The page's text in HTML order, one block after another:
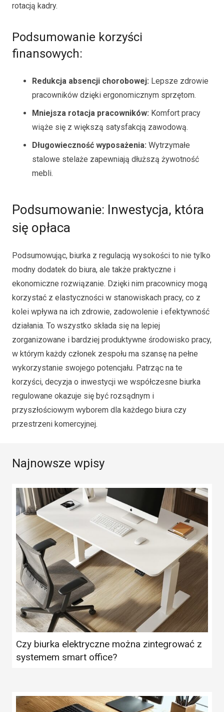
rotacją kadry.
Podsumowanie korzyści
finansowych:
Redukcja absencji chorobowej: Lepsze zdrowie
pracowników dzięki ergonomicznym sprzętom.
Mniejsza rotacja pracowników: Komfort pracy
wiąże się z większą satysfakcją zawodową.
Długowieczność wyposażenia: Wytrzymałe
stalowe stelaże zapewniają dłuższą żywotność
mebli.
Podsumowanie: Inwestycja, która
się opłaca
Podsumowując, biurka z regulacją wysokości to nie tylko
modny dodatek do biura, ale także praktyczne i
ekonomiczne rozwiązanie. Dzięki nim pracownicy mogą
korzystać z elastyczności w stanowiskach pracy, co z
kolei wpływa na ich zdrowie, zadowolenie i efektywność
działania. To wszystko składa się na lepiej
zorganizowane i bardziej produktywne środowisko pracy,
w którym każdy członek zespołu ma szansę na pełne
wykorzystanie swojego potencjału. Patrząc na te
korzyści, decyzja o inwestycji we współczesne biurka
regulowane okazuje się być rozsądnym i
przyszłościowym wyborem dla każdego biura czy
przestrzeni komercyjnej.
Najnowsze wpisy
Czy biurka elektryczne można zintegrować z
systemem smart office?